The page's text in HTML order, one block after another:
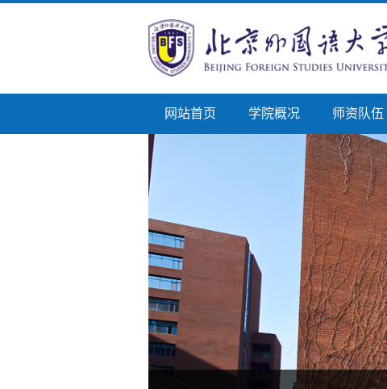
网站首页 学院概况 师资队伍